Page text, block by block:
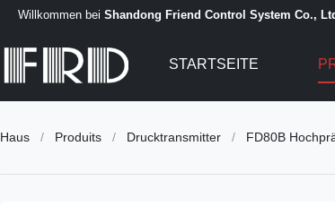
Willkommen bei Shandong Friend Control System Co.,
STARTSEITE
Haus / Produits / Drucktransmitter / FD80B